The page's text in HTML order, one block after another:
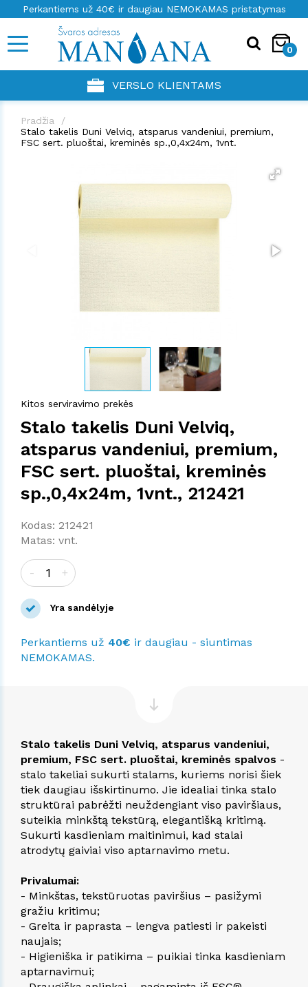
Perkantiems už 40€ ir daugiau NEMOKAMAS pristatymas
0
VERSLO KLIENTAMS
Pradžia
Stalo takelis Duni Velviq, atsparus vandeniui, premium,
FSC sert. pluoštai, kreminės sp.,0,4x24m, 1vnt.
Kitos serviravimo prekės
Stalo takelis Duni Velviq,
atsparus vandeniui, premium,
FSC sert. pluoštai, kreminės
sp.,0,4x24m, 1vnt., 212421
Kodas: 212421
Matas: vnt.
- +
Yra sandėlyje
Perkantiems už 40€ ir daugiau - siuntimas
NEMOKAMAS.
Stalo takelis Duni Velviq, atsparus vandeniui,
premium, FSC sert. pluoštai, kreminės spalvos -
stalo takeliai sukurti stalams, kuriems norisi šiek
tiek daugiau išskirtinumo. Jie idealiai tinka stalo
struktūrai pabrėžti neuždengiant viso paviršiaus,
suteikia minkštą tekstūrą, elegantišką kritimą.
Sukurti kasdieniam maitinimui, kad stalai
atrodytų gaiviai viso aptarnavimo metu.
Privalumai:
- Minkštas, tekstūruotas paviršius – pasižymi
gražiu kritimu;
- Greita ir paprasta – lengva patiesti ir pakeisti
naujais;
- Higieniška ir patikima – puikiai tinka kasdieniam
aptarnavimui;